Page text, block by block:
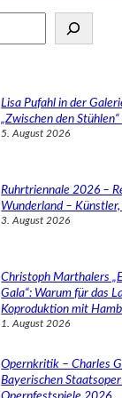
Lisa Pufahl in der
„Zwischen den
5. August 2026
Ruhrtriennale 2026 –
Wunderland –
3. August 2026
Christoph Marthalers
Gala“: Warum für das
Koproduktion mit
1. August 2026
Opernkritik – Charles
Bayerischen